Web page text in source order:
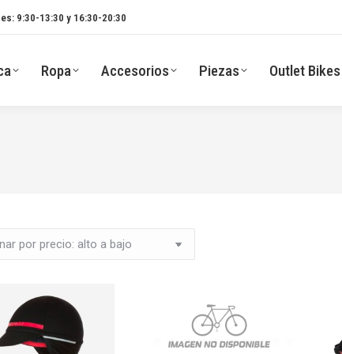
9:30-13:30 y 16:30-20:30
Ropa Accesorios Piezas Outlet Bikes